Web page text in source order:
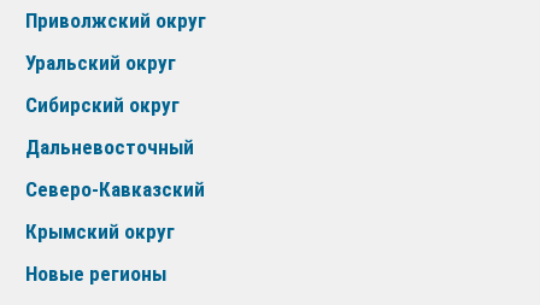
Приволжский округ
Уральский округ
Сибирский округ
Дальневосточный
Северо-Кавказский
Крымский округ
Новые регионы